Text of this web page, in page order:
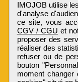
IMOJOB utilise
d'analyse
ce site, vous
CGV / CGU et
proposer des
réaliser des
refuser ou de
bouton
moment changer